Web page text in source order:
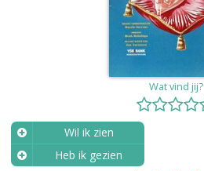
Wat vind jij?
Wil ik zien
Heb ik gezien